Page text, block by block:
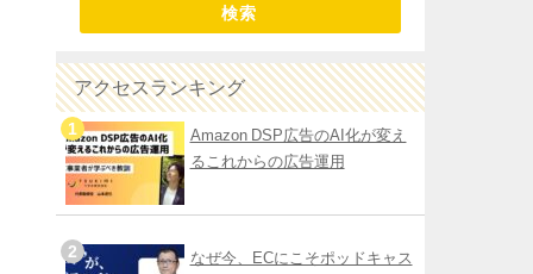
検索
アクセスランキング
Amazon DSP広告のAI化が変え
るこれからの広告運用
なぜ今、ECにこそポッドキャス